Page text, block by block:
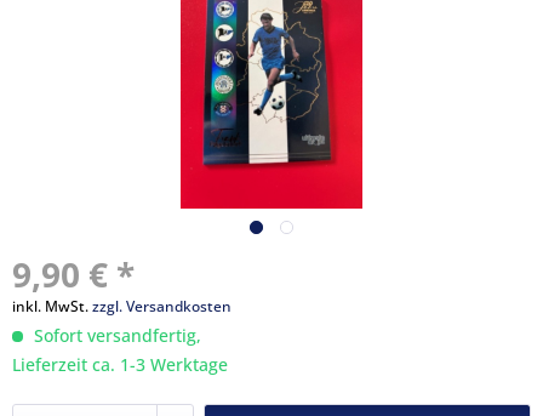
9,90 € *
inkl. MwSt.zzgl. Versandkosten
Sofort versandfertig,
Lieferzeit ca. 1-3 Werktage